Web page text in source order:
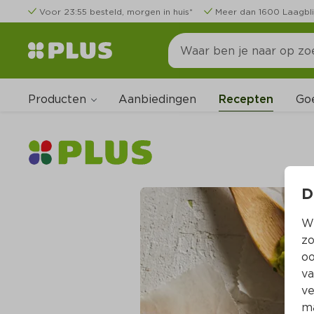
Voor 23:55 besteld, morgen in huis* Meer dan 1600
Producten Aanbiedingen Recepten